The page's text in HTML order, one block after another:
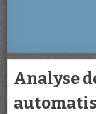
Analyse